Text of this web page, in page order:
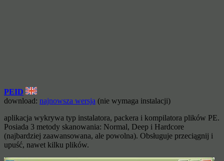
PEID
download: najnowsza wersja (nie wymaga instalacji)
aplikacja wykrywa typ instalatora, packera i kompilatora plików PE.
Posiada 3 metody skanowania: Normal, Deep i Hardcore
(najbardziej zaawansowana, ale powolna). Obsługuje przeciągnij i
upuść, nawet kilku plików.